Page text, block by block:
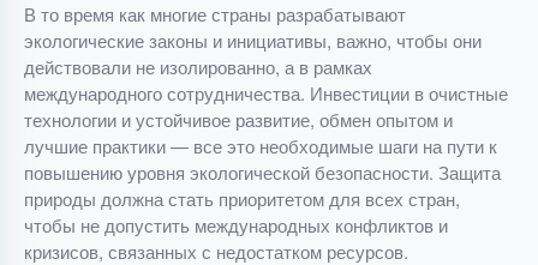
В то время как многие страны разрабатывают
экологические законы и инициативы, важно, чтобы они
действовали не изолированно, а в рамках
международного сотрудничества. Инвестиции в очистные
технологии и устойчивое развитие, обмен опытом и
лучшие практики — все это необходимые шаги на пути к
повышению уровня экологической безопасности. Защита
природы должна стать приоритетом для всех стран,
чтобы не допустить международных конфликтов и
кризисов, связанных с недостатком ресурсов.